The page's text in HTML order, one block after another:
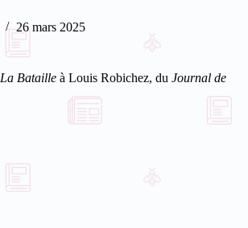
26 mars 2025
La Bataille à Louis Robichez, du Journal de